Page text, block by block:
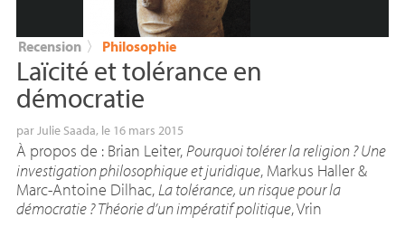
Recension 〉 Philosophie
Laïcité et tolérance en
démocratie
par Julie Saada, le 16 mars 2015
À propos de : Brian Leiter, Pourquoi tolérer la religion? Une
investigation philosophique et juridique, Markus Haller &
Marc-Antoine Dilhac, La tolérance, un risque pour la
démocratie? Théorie d’un impératif politique, Vrin